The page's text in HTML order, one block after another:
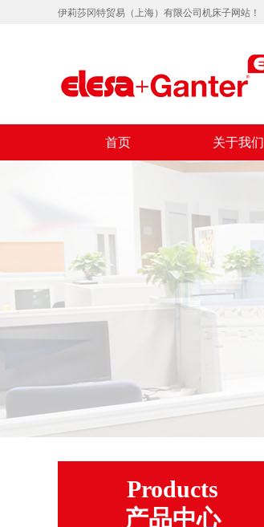
伊莉莎冈特贸易（上海）有限公司机床子网站！
首页 关于我们
Products
产品中心